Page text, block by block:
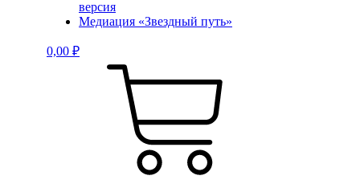
версия
Медиация «Звездный путь»
0,00 ₽